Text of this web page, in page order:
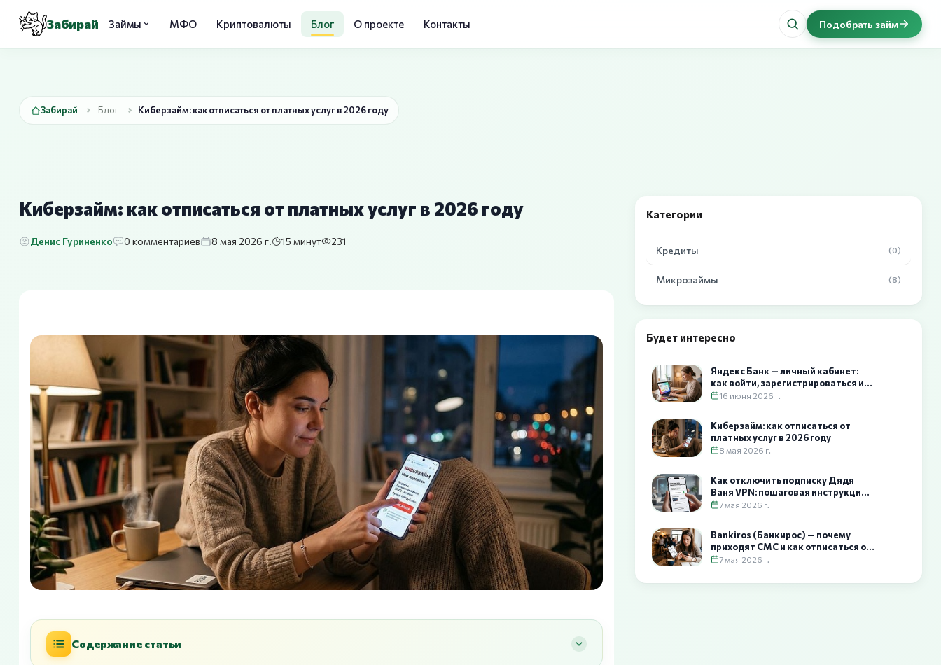
Забирай Займы МФО Криптовалюты Блог О проекте Контакты Подобрать займ
Забирай Блог Киберзайм: как отписаться от платных услуг в 2026 году
Киберзайм: как отписаться от платных услуг в 2026 году
Денис Гуриненко 0 комментариев 8 мая 2026 г. 15 минут 231
Содержание статьи
Категории
Кредиты (0)
Микрозаймы (8)
Будет интересно
Яндекс Банк — личный кабинет:
как войти, зарегистрироваться и
настроить
16 июня 2026 г.
Киберзайм: как отписаться от
платных услуг в 2026 году
8 мая 2026 г.
Как отключить подписку Дядя
Ваня VPN: пошаговая инструкция,
отвязка карты и возврат средств
7 мая 2026 г.
Bankiros (Банкирос) — почему
приходят СМС и как отписаться от
рассылки
7 мая 2026 г.